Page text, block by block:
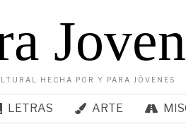
Joven
HECHA POR Y PARA JÓVENES
LETRAS ARTE